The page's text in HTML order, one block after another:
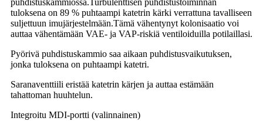
puhdistuskammiossa.Turbulenttisen puhdistustoiminnan
tuloksena on 89 % puhtaampi katetrin kärki verrattuna tavalliseen
suljettuun imujärjestelmään.Tämä vähentynyt kolonisaatio voi
auttaa vähentämään VAE- ja VAP-riskiä ventiloiduilla potilaillasi.
Pyörivä puhdistuskammio saa aikaan puhdistusvaikutuksen,
jonka tuloksena on puhtaampi katetri.
Saranaventtiili eristää katetrin kärjen ja auttaa estämään
tahattoman huuhtelun.
Integroitu MDI-portti (valinnainen)